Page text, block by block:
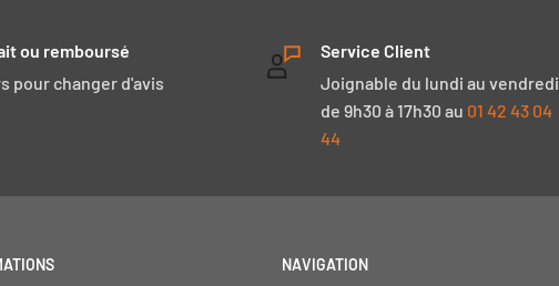
ou remboursé
pour changer d'avis
Service Client
Joignable du lundi au vendredi
de 9h30 à 17h30 au 01 42 43 04
44
NAVIGATION